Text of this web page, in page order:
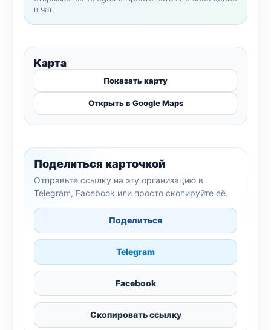
в чат.
Карта
Показать карту
Открыть в Google Maps
Поделиться карточкой
Отправьте ссылку на эту организацию в
Telegram, Facebook или просто скопируйте её.
Поделиться
Telegram
Facebook
Скопировать ссылку